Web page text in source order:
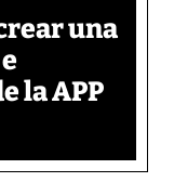
una
la APP